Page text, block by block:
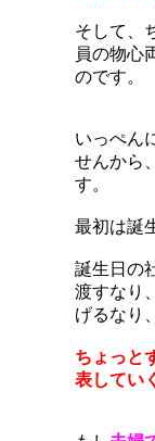
そして、
員の物心
のです。
いっぺん
せんから、
す。
最初は誕
誕生日の
渡すなり
げるなり
ちょっと
表してい